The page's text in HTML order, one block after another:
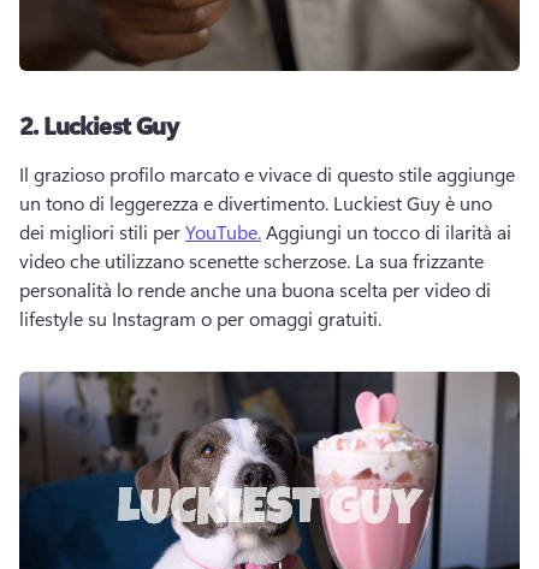
2.Luckiest Guy
Il grazioso profilo marcato e vivace di questo stile aggiunge
un tono di leggerezza e divertimento. Luckiest Guy è uno
dei migliori stili per YouTube. Aggiungi un tocco di ilarità ai
video che utilizzano scenette scherzose. La sua frizzante
personalità lo rende anche una buona scelta per video di
lifestyle su Instagram o per omaggi gratuiti.